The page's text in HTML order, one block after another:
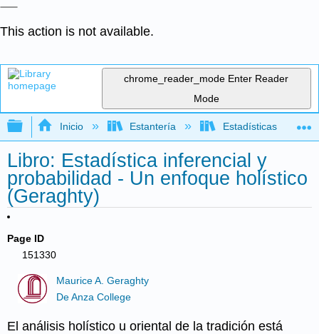
This action is not available.
chrome_reader_mode Enter Reader
Mode
Expandir/contraer jerarquía global
Inicio Estantería Estadísticas
Libro: Estadística inferencial y
probabilidad - Un enfoque holístico
(Geraghty)
Page ID
151330
Maurice A. Geraghty
De Anza College
El análisis holístico u oriental de la tradición está